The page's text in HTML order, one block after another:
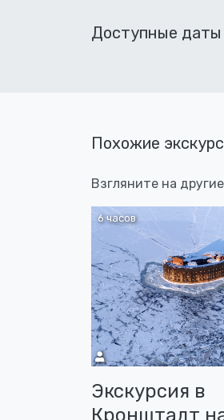
Доступные даты
Похожие
Взгляните на
6 часов
Экскурсия в
Кронштадт